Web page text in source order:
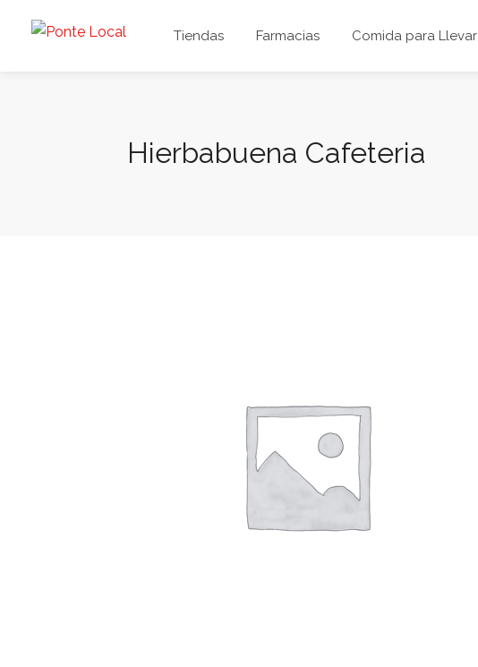
Tiendas Farmacias Comida para Llevar
Hierbabuena Cafeteria